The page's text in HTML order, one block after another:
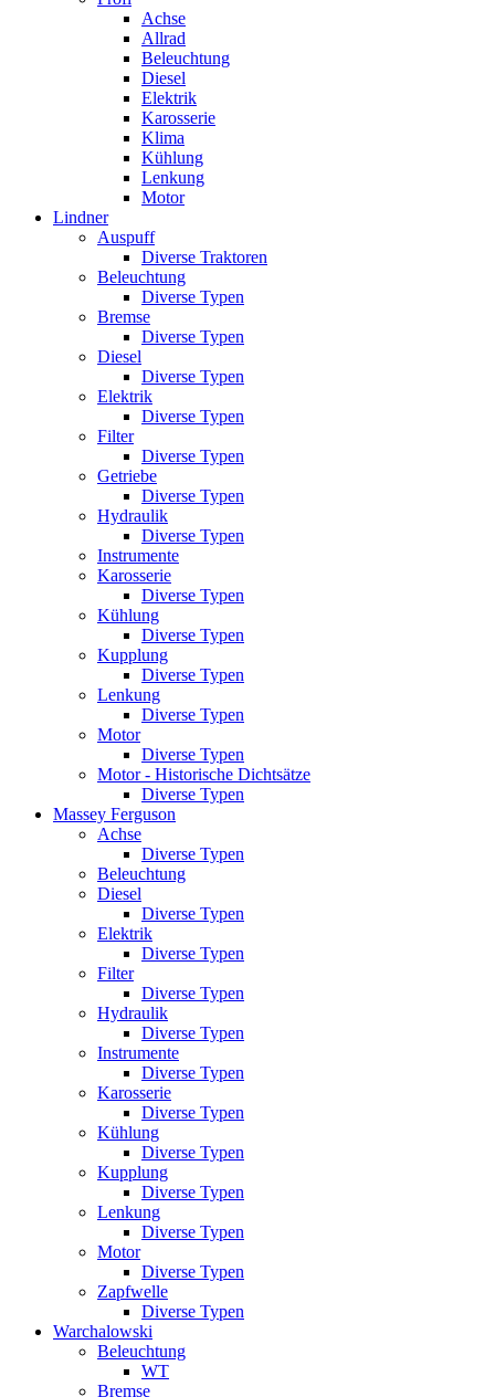
Achse
Allrad
Beleuchtung
Diesel
Elektrik
Karosserie
Klima
Kühlung
Lenkung
Motor
Lindner
Auspuff
Diverse Traktoren
Beleuchtung
Diverse Typen
Bremse
Diverse Typen
Diesel
Diverse Typen
Elektrik
Diverse Typen
Filter
Diverse Typen
Getriebe
Diverse Typen
Hydraulik
Diverse Typen
Instrumente
Karosserie
Diverse Typen
Kühlung
Diverse Typen
Kupplung
Diverse Typen
Lenkung
Diverse Typen
Motor
Diverse Typen
Motor - Historische Dichtsätze
Diverse Typen
Massey Ferguson
Achse
Diverse Typen
Beleuchtung
Diesel
Diverse Typen
Elektrik
Diverse Typen
Filter
Diverse Typen
Hydraulik
Diverse Typen
Instrumente
Diverse Typen
Karosserie
Diverse Typen
Kühlung
Diverse Typen
Kupplung
Diverse Typen
Lenkung
Diverse Typen
Motor
Diverse Typen
Zapfwelle
Diverse Typen
Warchalowski
Beleuchtung
WT
Bremse